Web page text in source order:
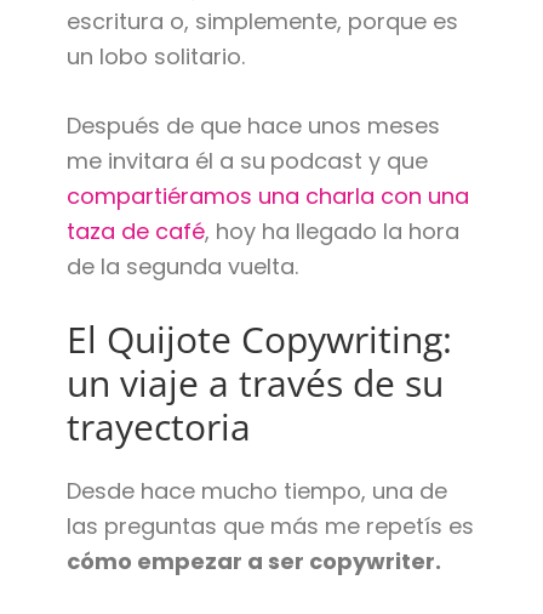
escritura o, simplemente, porque es
un lobo solitario.
Después de que hace unos meses
me invitara él a su podcast y que
compartiéramos una charla con una
taza de café, hoy ha llegado la hora
de la segunda vuelta.
El Quijote Copywriting:
un viaje a través de su
trayectoria
Desde hace mucho tiempo, una de
las preguntas que más me repetís es
cómo empezar a ser copywriter.